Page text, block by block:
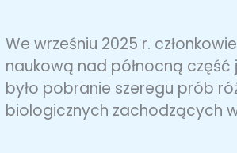
We wrześniu 2025 r.
naukową nad północną
było pobranie szeregu prób
biologicznych zachodzących